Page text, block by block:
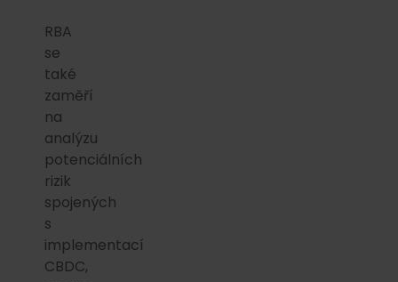
RBA
se
také
zaměří
na
analýzu
potenciálních
rizik
spojených
s
implementací
CBDC,